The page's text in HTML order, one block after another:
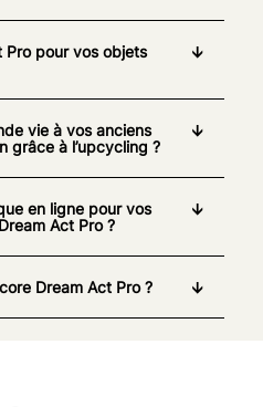
Pro pour vos objets
vie à vos anciens
grâce à l’upcycling ?
en ligne pour vos
Act Pro ?
Dream Act Pro ?